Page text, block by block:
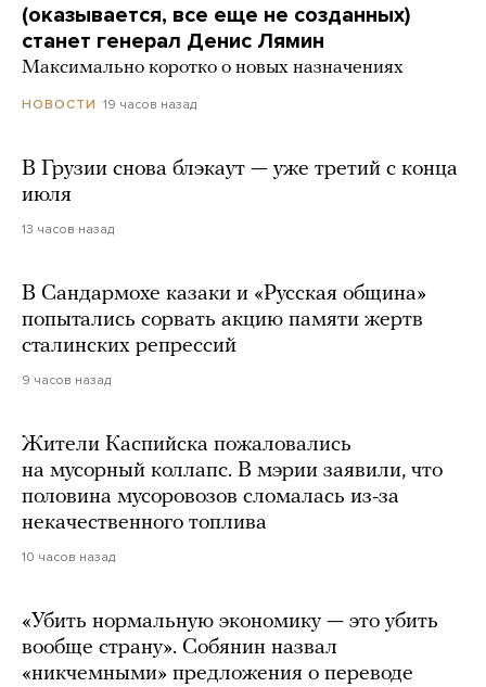
(оказывается, все еще не созданных)
станет генерал Денис Лямин
Максимально коротко о новых назначениях
НОВОСТИ 19 часов назад
В Грузии снова блэкаут — уже третий с конца
июля
13 часов назад
В Сандармохе казаки и «Русская община»
попытались сорвать акцию памяти жертв
сталинских репрессий
9 часов назад
Жители Каспийска пожаловались
на мусорный коллапс. В мэрии заявили, что
половина мусоровозов сломалась из-за
некачественного топлива
10 часов назад
«Убить нормальную экономику — это убить
вообще страну». Собянин назвал
«никчемными» предложения о переводе